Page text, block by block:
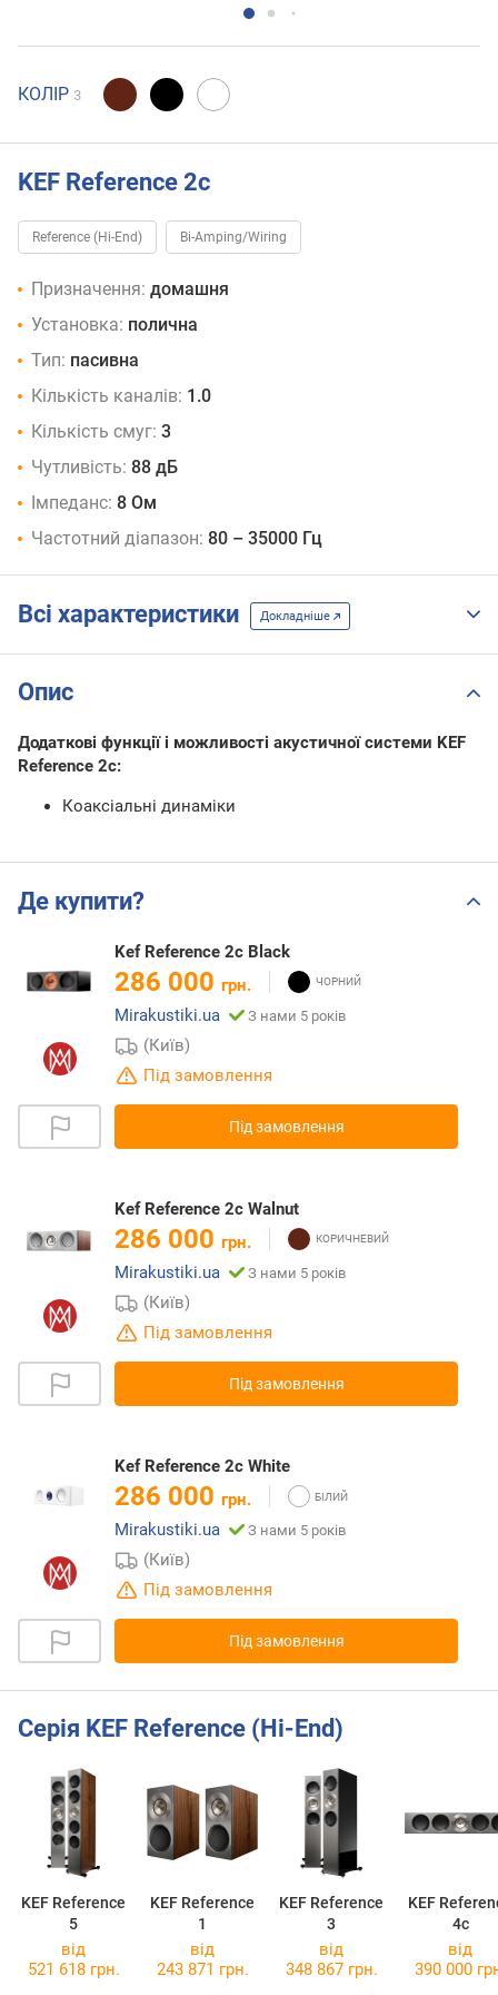
КОЛІР 3
KEF Reference 2c
Reference (Hi-End) Bi-Amping/Wiring
Призначення: домашня
Установка: полична
Тип: пасивна
Кількість каналів: 1.0
Кількість смуг: 3
Чутливість: 88 дБ
Імпеданс: 8 Ом
Частотний діапазон: 80 – 35000 Гц
Всі характеристики Докладніше
Опис
Додаткові функції і можливості акустичної системи KEF
Reference 2c:
Коаксіальні динаміки
Де купити?
Kef Reference 2c Black
286 000 грн.
Mirakustiki.ua
З нами 5 років
(Київ)
Під замовлення
Під замовлення
Kef Reference 2c Walnut
286 000 грн.
Mirakustiki.ua
З нами 5 років
(Київ)
Під замовлення
Під замовлення
Kef Reference 2c White
286 000 грн.
Mirakustiki.ua
З нами 5 років
(Київ)
Під замовлення
Під замовлення
Серія KEF Reference (Hi-End)
KEF Reference
5
KEF Reference
1
KEF Reference
3
KEF
4c
від
521 618 грн.
від
243 871 грн.
від
348 867 грн.
від
390 000